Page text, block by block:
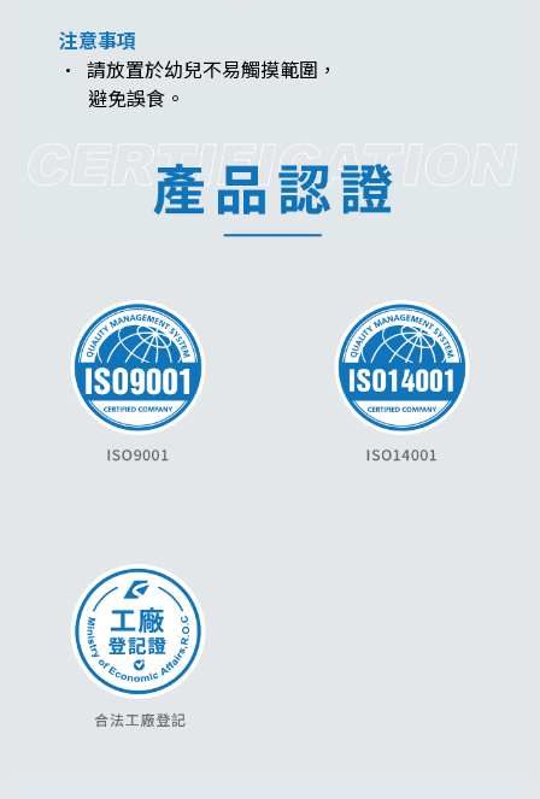
注意事項
· 請放置於幼兒不易觸摸範圍，
避免誤食。